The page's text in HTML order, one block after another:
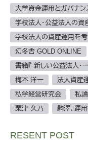
大学資金運用とガバナン
学校法人・公益法人の資
学校法人の資産運用を考
幻冬舎 GOLD ONLINE
書籍『 新しい公益法人・
梅本 洋一
法人資産
私学経営研究会
私
粟津 久乃
駒澤、運
RESENT POST